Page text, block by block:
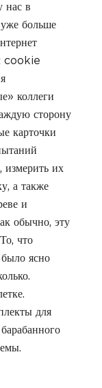
нас в
больше
cookie
коллеги
сторону
карточки
измерить их
а также
и
обычно, эту
что
ясно
для